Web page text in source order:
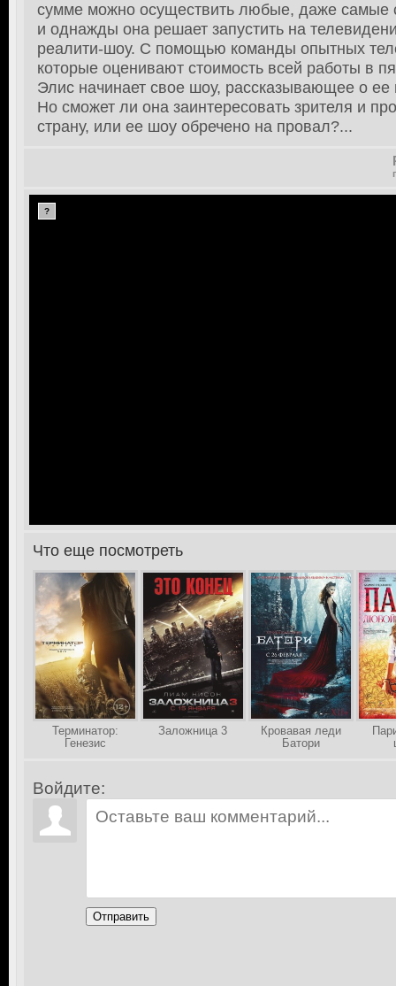
сумме можно осуществить любые, даже
и однажды она решает запустить на
реалити-шоу. С помощью команды опытных
которые оценивают стоимость всей работы в
Элис начинает свое шоу, рассказывающее о ее
Но сможет ли она заинтересовать зрителя и
страну, или ее шоу обречено на провал?...
?
>Что еще посмотреть
Терминатор:
Генезис
Заложница 3
Кровавая леди
Батори
Войдите:
Отправить